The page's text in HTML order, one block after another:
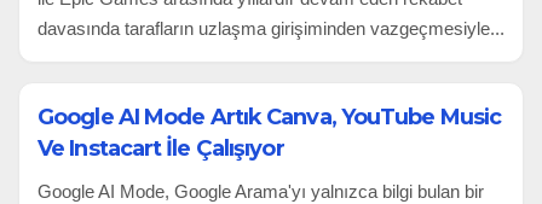
davasında tarafların uzlaşma girişiminden vazgeçmesiyle...
Google AI Mode Artık Canva, YouTube Music
Ve Instacart İle Çalışıyor
Google AI Mode, Google Arama'yı yalnızca bilgi bulan bir